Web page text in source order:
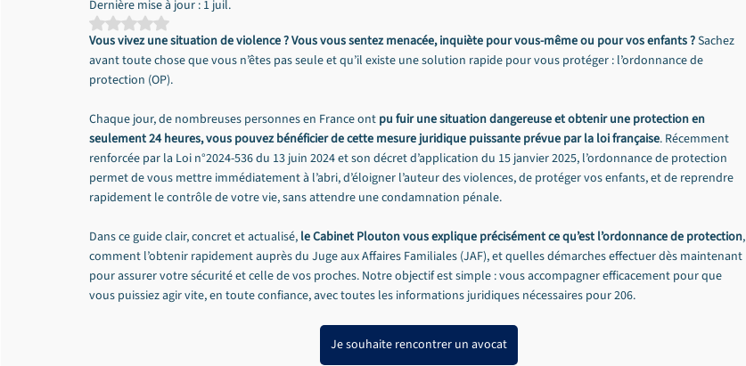
Dernière mise à jour : 1 juil.
Noté NaN étoiles sur 5.
Vous vivez une situation de violence ? Vous vous sentez menacée, inquiète pour vous-même ou pour vos enfants ? Sachez
avant toute chose que vous n’êtes pas seule et qu’il existe une solution rapide pour vous protéger : l’ordonnance de
protection (OP).
Chaque jour, de nombreuses personnes en France ont pu fuir une situation dangereuse et obtenir une protection en
seulement 24 heures, vous pouvez bénéficier de cette mesure juridique puissante prévue par la loi française. Récemment
renforcée par la Loi n°2024-536 du 13 juin 2024 et son décret d’application du 15 janvier 2025, l’ordonnance de protection
permet de vous mettre immédiatement à l’abri, d’éloigner l’auteur des violences, de protéger vos enfants, et de reprendre
rapidement le contrôle de votre vie, sans attendre une condamnation pénale.
Dans ce guide clair, concret et actualisé, le Cabinet Plouton vous explique précisément ce qu’est l’ordonnance de protection,
comment l’obtenir rapidement auprès du Juge aux Affaires Familiales (JAF), et quelles démarches effectuer dès maintenant
pour assurer votre sécurité et celle de vos proches. Notre objectif est simple : vous accompagner efficacement pour que
vous puissiez agir vite, en toute confiance, avec toutes les informations juridiques nécessaires pour 206.
Je souhaite rencontrer un avocat